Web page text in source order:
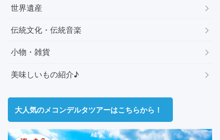
世界遺産
伝統文化・伝統音楽
小物・雑貨
美味しいもの紹介♪
大人気のメコンデルタツアーはこちらから！